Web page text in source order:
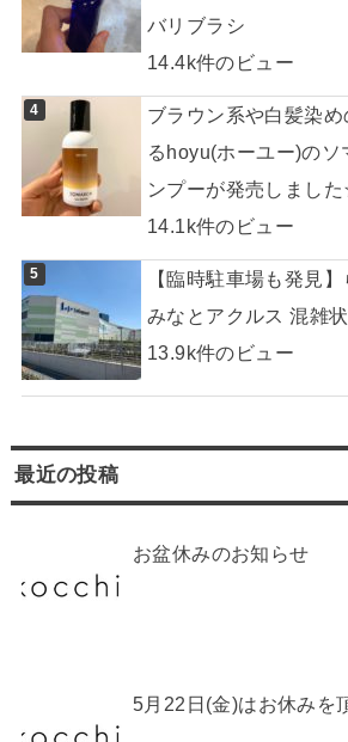
バリブラシ
14.4k件のビュー
ブラウン系や白髪染
るhoyu(ホーユー)のソ
ンプーが発売しまし
14.1k件のビュー
【臨時駐車場も発見
みなとアクルス 混雑
13.9k件のビュー
最近の投稿
お盆休みのお知らせ
5月22日(金)はお休みを